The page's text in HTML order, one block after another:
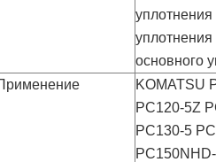
уплотнения
основного
KOMATSU
PC120-5Z
PC130-5